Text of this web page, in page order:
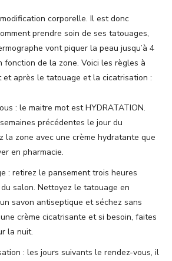
corporelle. Il est donc
prendre soin de ses tatouages,
vont piquer la peau jusqu’à 4
fonction de la zone. Voici les règles à
et après le tatouage et la cicatrisation :
: le maitre mot est HYDRATATION.
précédentes le jour du
la zone avec une crème hydratante que
en pharmacie.
: retirez le pansement trois heures
salon. Nettoyez le tatouage en
savon antiseptique et séchez sans
crème cicatrisante et si besoin, faites
la nuit.
: les jours suivants le rendez-vous, il